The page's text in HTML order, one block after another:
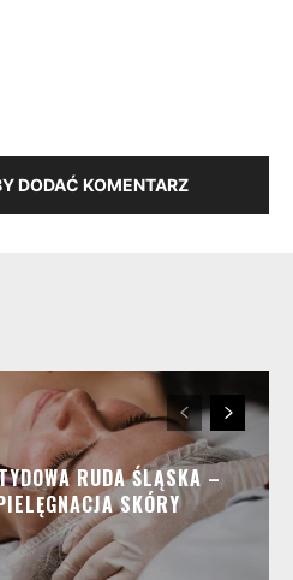
DODAĆ KOMENTARZ
RUDA ŚLĄSKA –
SKÓRY